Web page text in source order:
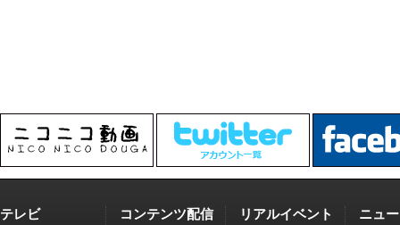
テレビ コンテンツ配信 リアルイベント ニュ